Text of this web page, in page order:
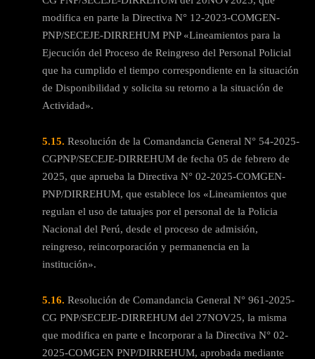
modifica en parte la Directiva N° 12-2023-COMGEN-
PNP/SECEJE-DIRREHUM PNP «Lineamientos para la
Ejecución del Proceso de Reingreso del Personal Policial
que ha cumplido el tiempo correspondiente en la situación
de Disponibilidad y solicita su retorno a la situación de
Actividad».
5.15. Resolución de la Comandancia General N° 54-2025-
CGPNP/SECEJE-DIRREHUM de fecha 05 de febrero de
2025, que aprueba la Directiva N° 02-2025-COMGEN-
PNP/DIRREHUM, que establece los «Lineamientos que
regulan el uso de tatuajes por el personal de la Policia
Nacional del Perú, desde el proceso de admisión,
reingreso, reincorporación y permanencia en la
institución».
5.16. Resolución de Comandancia General N° 961-2025-
CG PNP/SECEJE-DIRREHUM del 27NOV25, la misma
que modifica en parte e Incorporar a la Directiva N° 02-
2025-COMGEN PNP/DIRREHUM, aprobada mediante